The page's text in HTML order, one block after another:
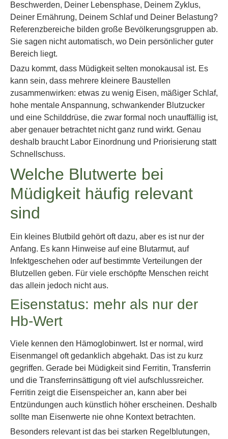
Beschwerden, Deiner Lebensphase, Deinem Zyklus,
Deiner Ernährung, Deinem Schlaf und Deiner Belastung?
Referenzbereiche bilden große Bevölkerungsgruppen ab.
Sie sagen nicht automatisch, wo Dein persönlicher guter
Bereich liegt.
Dazu kommt, dass Müdigkeit selten monokausal ist. Es
kann sein, dass mehrere kleinere Baustellen
zusammenwirken: etwas zu wenig Eisen, mäßiger Schlaf,
hohe mentale Anspannung, schwankender Blutzucker
und eine Schilddrüse, die zwar formal noch unauffällig ist,
aber genauer betrachtet nicht ganz rund wirkt. Genau
deshalb braucht Labor Einordnung und Priorisierung statt
Schnellschuss.
Welche Blutwerte bei
Müdigkeit häufig relevant
sind
Ein kleines Blutbild gehört oft dazu, aber es ist nur der
Anfang. Es kann Hinweise auf eine Blutarmut, auf
Infektgeschehen oder auf bestimmte Verteilungen der
Blutzellen geben. Für viele erschöpfte Menschen reicht
das allein jedoch nicht aus.
Eisenstatus: mehr als nur der
Hb-Wert
Viele kennen den Hämoglobinwert. Ist er normal, wird
Eisenmangel oft gedanklich abgehakt. Das ist zu kurz
gegriffen. Gerade bei Müdigkeit sind Ferritin, Transferrin
und die Transferrinsättigung oft viel aufschlussreicher.
Ferritin zeigt die Eisenspeicher an, kann aber bei
Entzündungen auch künstlich höher erscheinen. Deshalb
sollte man Eisenwerte nie ohne Kontext betrachten.
Besonders relevant ist das bei starken Regelblutungen,